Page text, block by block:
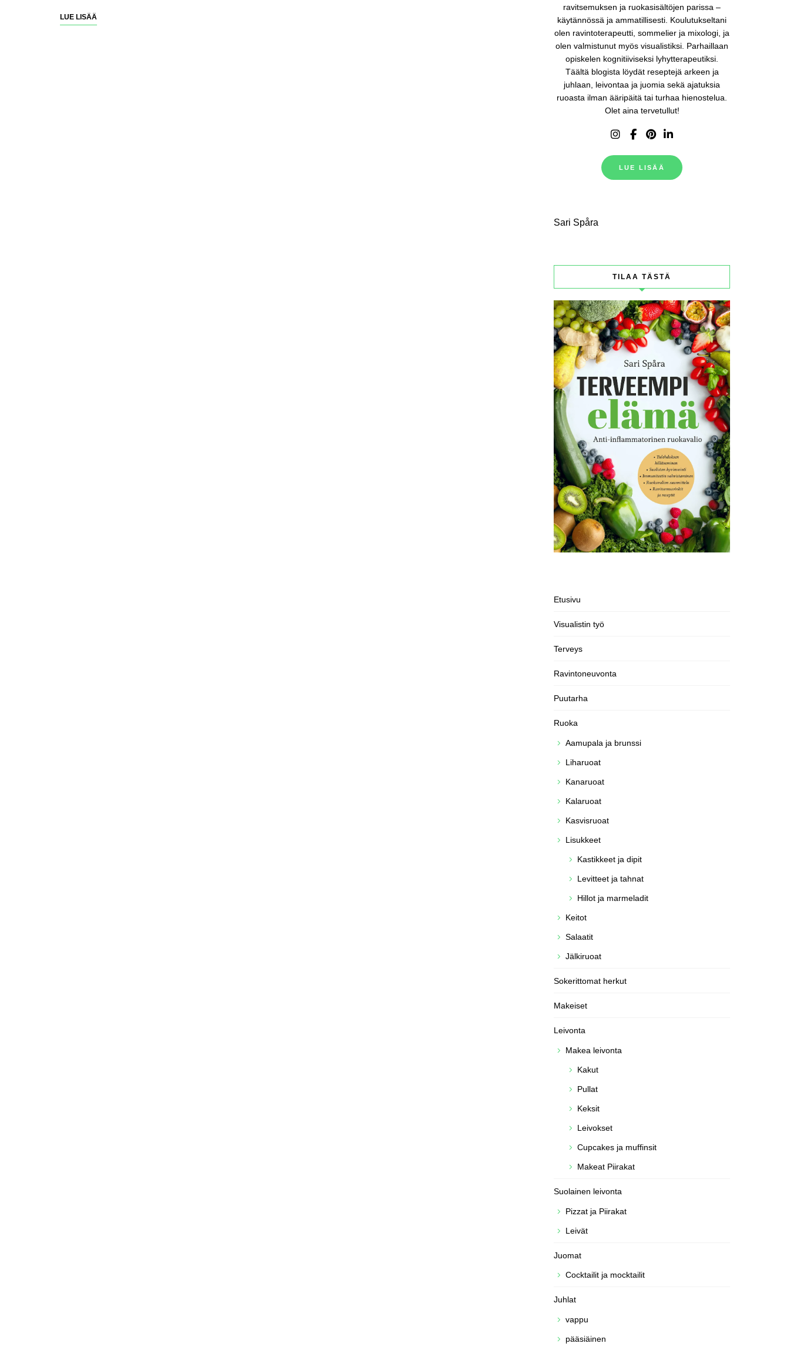
LUE LISÄÄ
ravitsemuksen ja ruokasisältöjen parissa –
käytännössä ja ammatillisesti. Koulutukseltani
olen ravintoterapeutti, sommelier ja mixologi, ja
olen valmistunut myös visualistiksi. Parhaillaan
opiskelen kognitiiviseksi lyhytterapeutiksi.
Täältä blogista löydät reseptejä arkeen ja
juhlaan, leivontaa ja juomia sekä ajatuksia
ruoasta ilman ääripäitä tai turhaa hienostelua.
Olet aina tervetullut!
LUE LISÄÄ
Sari Spåra
TILAA TÄSTÄ
Etusivu
Visualistin työ
Terveys
Ravintoneuvonta
Puutarha
Ruoka
Aamupala ja brunssi
Liharuoat
Kanaruoat
Kalaruoat
Kasvisruoat
Lisukkeet
Kastikkeet ja dipit
Levitteet ja tahnat
Hillot ja marmeladit
Keitot
Salaatit
Jälkiruoat
Sokerittomat herkut
Makeiset
Leivonta
Makea leivonta
Kakut
Pullat
Keksit
Leivokset
Cupcakes ja muffinsit
Makeat Piirakat
Suolainen leivonta
Pizzat ja Piirakat
Leivät
Juomat
Cocktailit ja mocktailit
Juhlat
vappu
pääsiäinen